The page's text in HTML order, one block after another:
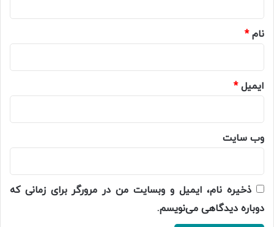
نام*
ایمیل*
وب‌ سایت
ذخیره نام، ایمیل و وبسایت من در مرورگر برای زمانی که
دوباره دیدگاهی می‌نویسم.